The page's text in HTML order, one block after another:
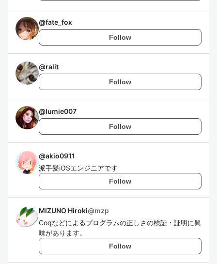
@fate_fox
Follow
@ralit
Follow
@lumie007
Follow
@akio0911
派手髪iOSエンジニアです
Follow
MIZUNO Hiroki@mzp
Coqなどによるプログラムの正しさの検証・証明に興
味があります。
Follow